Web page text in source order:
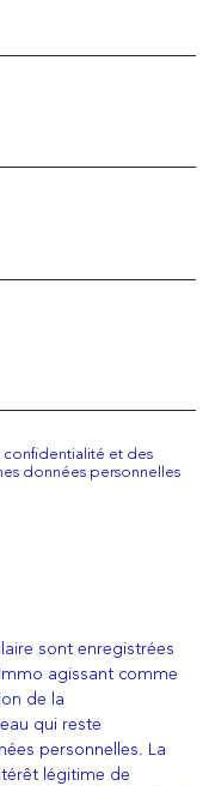
confidentialité et des
données personnelles
sont enregistrées
agissant comme
de la
qui reste
personnelles. La
légitime de